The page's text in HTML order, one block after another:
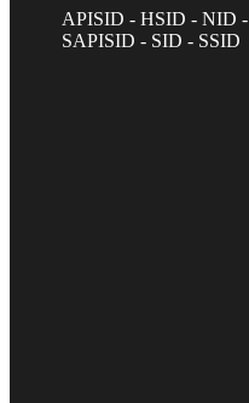
APISID - HSID - NID -
SAPISID - SID - SSID